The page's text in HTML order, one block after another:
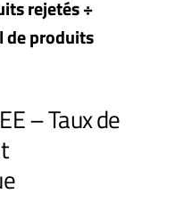
rejetés ÷
de produits
– Taux de